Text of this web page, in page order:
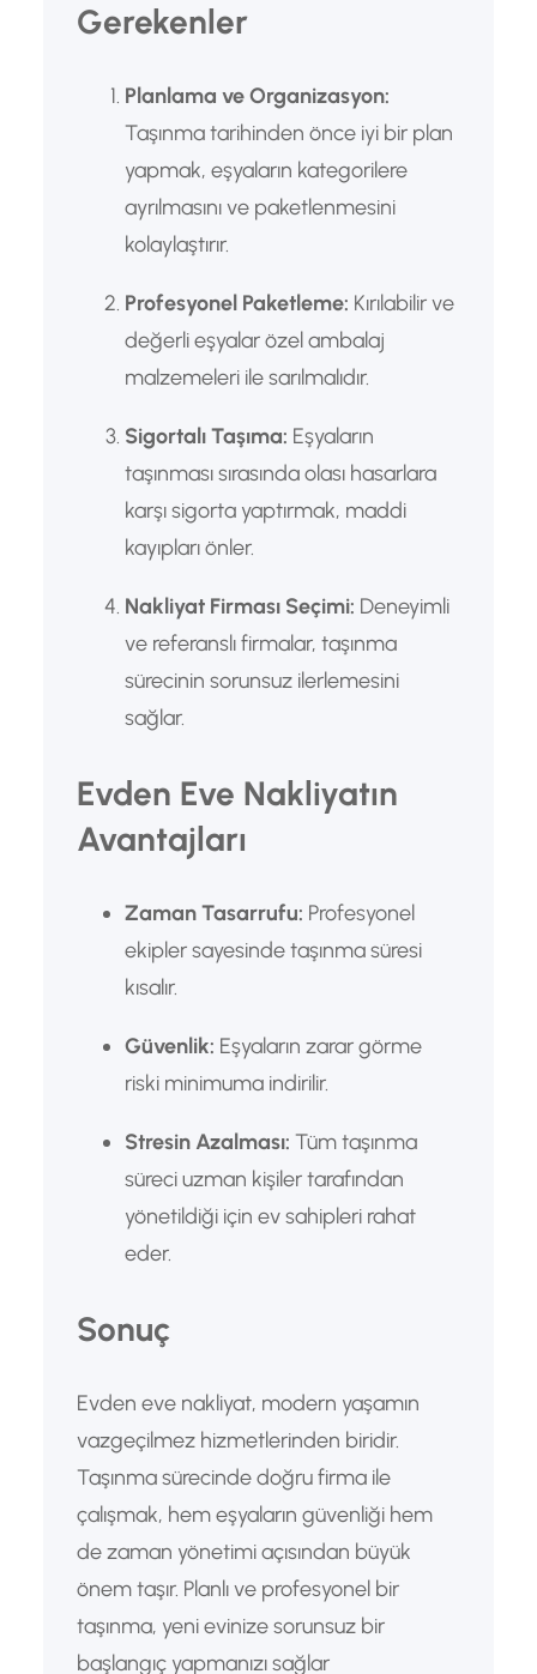
Gerekenler
Planlama ve Organizasyon:
Taşınma tarihinden önce iyi bir plan
yapmak, eşyaların kategorilere
ayrılmasını ve paketlenmesini
kolaylaştırır.
Profesyonel Paketleme: Kırılabilir ve
değerli eşyalar özel ambalaj
malzemeleri ile sarılmalıdır.
Sigortalı Taşıma: Eşyaların
taşınması sırasında olası hasarlara
karşı sigorta yaptırmak, maddi
kayıpları önler.
Nakliyat Firması Seçimi: Deneyimli
ve referanslı firmalar, taşınma
sürecinin sorunsuz ilerlemesini
sağlar.
Evden Eve Nakliyatın
Avantajları
Zaman Tasarrufu: Profesyonel
ekipler sayesinde taşınma süresi
kısalır.
Güvenlik: Eşyaların zarar görme
riski minimuma indirilir.
Stresin Azalması: Tüm taşınma
süreci uzman kişiler tarafından
yönetildiği için ev sahipleri rahat
eder.
Sonuç
Evden eve nakliyat, modern yaşamın
vazgeçilmez hizmetlerinden biridir.
Taşınma sürecinde doğru firma ile
çalışmak, hem eşyaların güvenliği hem
de zaman yönetimi açısından büyük
önem taşır. Planlı ve profesyonel bir
taşınma, yeni evinize sorunsuz bir
başlangıç yapmanızı sağlar